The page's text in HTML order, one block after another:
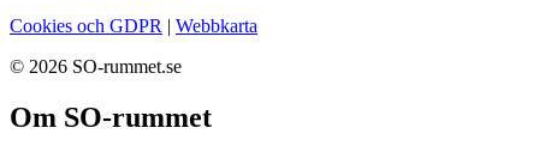
Cookies och GDPR | Webbkarta
© 2026 SO-rummet.se
Om SO-rummet